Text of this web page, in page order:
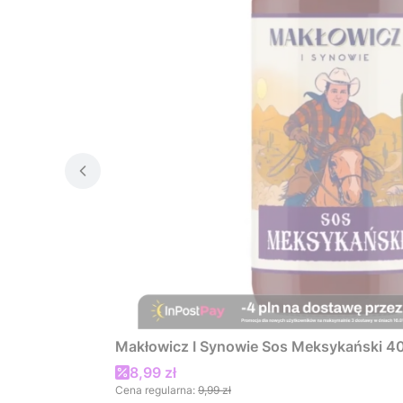
Makłowicz I Synowie Sos Meksykański
Cena promocyjna
8,99 zł
Cena regularna: 9,99 zł